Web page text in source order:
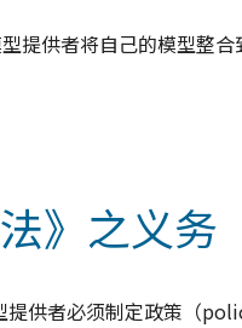
提供者将自己的模型整
》之义务
提供者必须制定政策（